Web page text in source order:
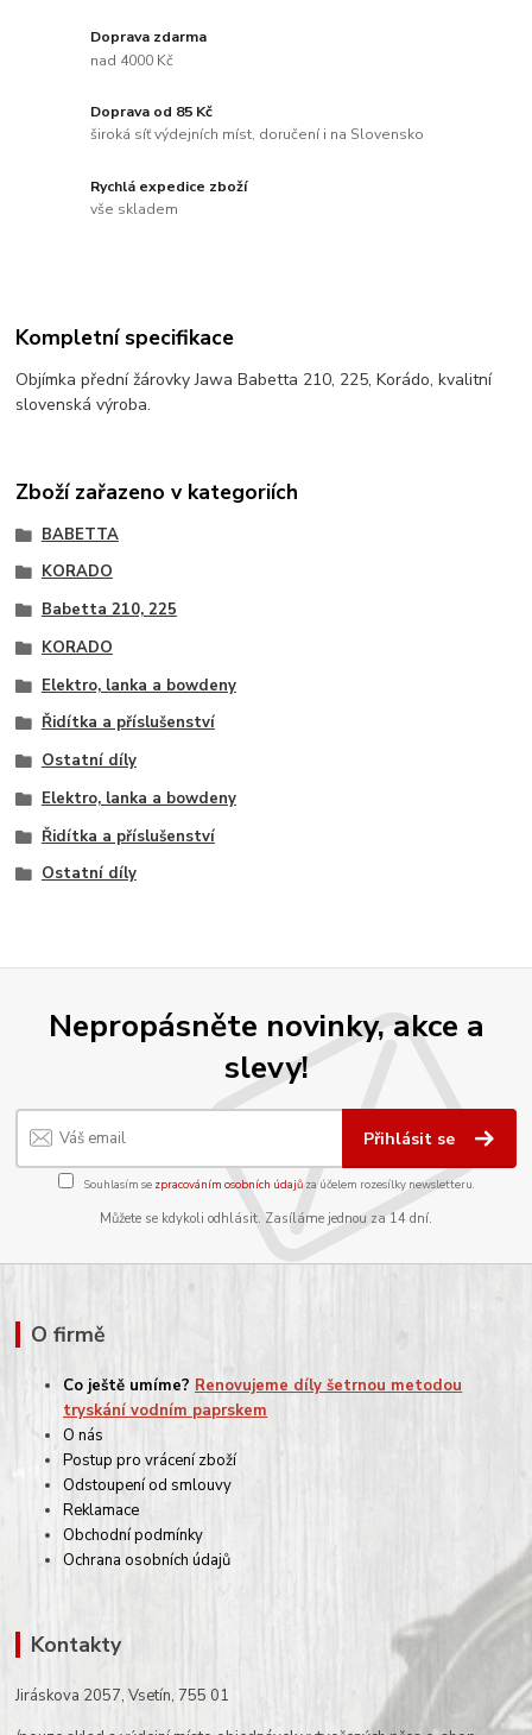
Doprava zdarma
nad 4000 Kč
Doprava od 85 Kč
široká síť výdejních míst, doručení i na Slovensko
Rychlá expedice zboží
vše skladem
Kompletní specifikace
Objímka přední žárovky Jawa Babetta 210, 225, Korádo, kvalitní
slovenská výroba.
Zboží zařazeno v kategoriích
BABETTA
KORADO
Babetta 210, 225
KORADO
Elektro, lanka a bowdeny
Řidítka a příslušenství
Ostatní díly
Elektro, lanka a bowdeny
Řidítka a příslušenství
Ostatní díly
Nepropásněte novinky, akce a
slevy!
Přihlásit se
Souhlasím se zpracováním osobních údajůza účelem rozesílky newsletteru.
Můžete se kdykoli odhlásit. Zasíláme jednou za 14 dní.
O firmě
Co ještě umíme? Renovujeme díly šetrnou metodou
tryskání vodním paprskem
O nás
Postup pro vrácení zboží
Odstoupení od smlouvy
Reklamace
Obchodní podmínky
Ochrana osobních údajů
Kontakty
Jiráskova 2057, Vsetín, 755 01